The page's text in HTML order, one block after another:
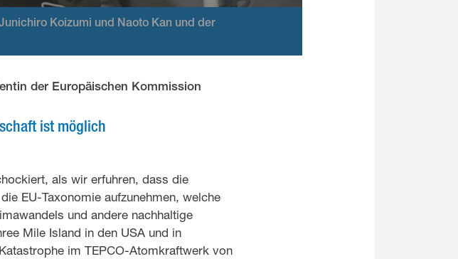
Koizumi und Naoto Kan und der
der Europäischen Kommission
ist möglich
als wir erfuhren, dass die
EU-Taxonomie aufzunehmen, welche
und andere nachhaltige
Mile Island in den USA und in
im TEPCO-Atomkraftwerk von